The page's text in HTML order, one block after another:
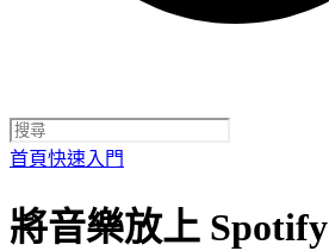
首頁快速入門
將音樂放上 Spotify